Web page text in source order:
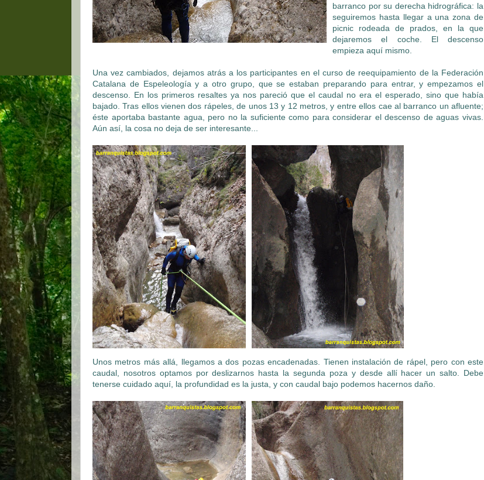
barranco por su derecha hidrográfica: la
seguiremos hasta llegar a una zona de
picnic rodeada de prados, en la que
dejaremos el coche. El descenso
empieza aquí mismo.
Una vez cambiados, dejamos atrás a los participantes en el curso de reequipamiento de la Federación
Catalana de Espeleología y a otro grupo, que se estaban preparando para entrar, y empezamos el
descenso. En los primeros resaltes ya nos pareció que el caudal no era el esperado, sino que había
bajado. Tras ellos vienen dos rápeles, de unos 13 y 12 metros, y entre ellos cae al barranco un afluente;
éste aportaba bastante agua, pero no la suficiente como para considerar el descenso de aguas vivas.
Aún así, la cosa no deja de ser interesante...
Unos metros más allá, llegamos a dos pozas encadenadas. Tienen instalación de rápel, pero con este
caudal, nosotros optamos por deslizarnos hasta la segunda poza y desde allí hacer un salto. Debe
tenerse cuidado aquí, la profundidad es la justa, y con caudal bajo podemos hacernos daño.